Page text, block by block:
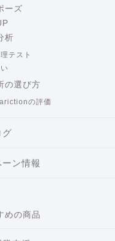
ーズ
析
テスト
の選び方
の評価
グ
ン情報
めの商品